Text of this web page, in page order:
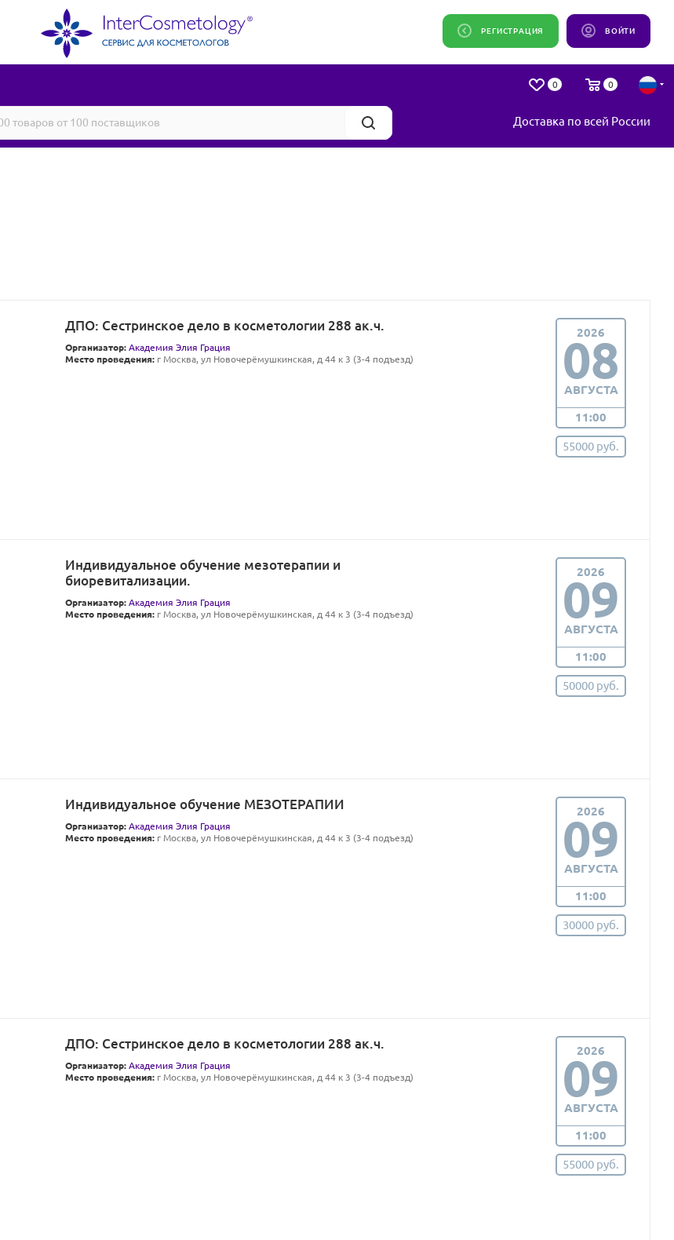
ВОЙТИ
РЕГИСТРАЦИЯ
0 0
Доставка по всей России
ДПО: Сестринское дело в косметологии 288 ак.ч.
Организатор: Академия Элия Грация
Место проведения: г Москва, ул Новочерёмушкинская, д 44 к 3 (3-4 подъезд)
2026
08
АВГУСТА
11:00
55000 руб.
Индивидуальное обучение мезотерапии и
биоревитализации.
Организатор: Академия Элия Грация
Место проведения: г Москва, ул Новочерёмушкинская, д 44 к 3 (3-4 подъезд)
2026
09
АВГУСТА
11:00
50000 руб.
Индивидуальное обучение МЕЗОТЕРАПИИ
Организатор: Академия Элия Грация
Место проведения: г Москва, ул Новочерёмушкинская, д 44 к 3 (3-4 подъезд)
2026
09
АВГУСТА
11:00
30000 руб.
ДПО: Сестринское дело в косметологии 288 ак.ч.
Организатор: Академия Элия Грация
Место проведения: г Москва, ул Новочерёмушкинская, д 44 к 3 (3-4 подъезд)
2026
09
АВГУСТА
11:00
55000 руб.